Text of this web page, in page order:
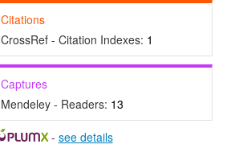
Citations
CrossRef - Citation Indexes: 1
Captures
Mendeley - Readers: 13
- see details